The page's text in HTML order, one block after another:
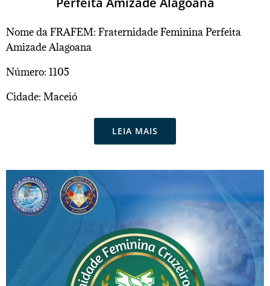
Nome da FRAFEM: Fraternidade Feminina Perfeita
Amizade Alagoana
Número: 1105
Cidade: Maceió
LEIA MAIS